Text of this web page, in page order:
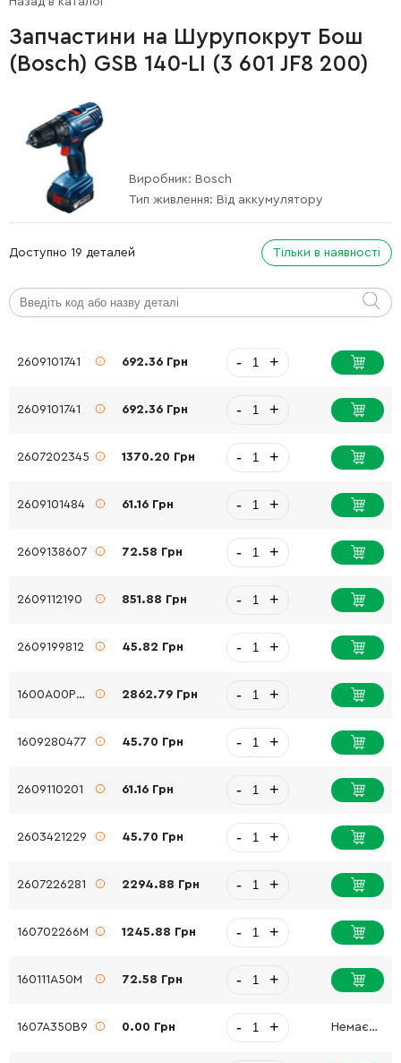
Запчастини на Шурупокрут Бош
(Bosch) GSB 140-LI (3 601 JF8 200)
Виробник: Bosch
Тип живлення: Від аккумулятору
Доступно 19 деталей Тільки в наявності
2609101741 692.36 Грн - +
2609101741 692.36 Грн - +
2607202345 1370.20 Грн - +
2609101484 61.16 Грн - +
2609138607 72.58 Грн - +
2609112190 851.88 Грн - +
2609199812 45.82 Грн - +
1600A00P90 2862.79 Грн - +
1609280477 45.70 Грн - +
2609110201 61.16 Грн - +
2603421229 45.70 Грн - +
2607226281 2294.88 Грн - +
160702266M 1245.88 Грн - +
160111A50M 72.58 Грн - +
1607A350B9 0.00 Грн - + Немає в наявності